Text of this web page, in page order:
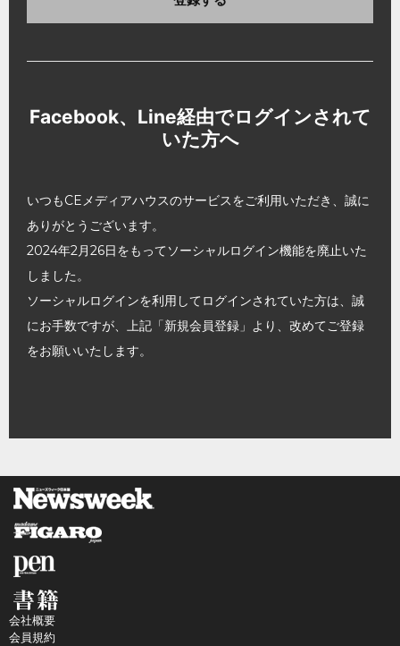
Facebook、Line経由でログインされて
いた方へ
いつもCEメディアハウスのサービスをご利用いただき、誠に
ありがとうございます。
2024年2月26日をもってソーシャルログイン機能を廃止いた
しました。
ソーシャルログインを利用してログインされていた方は、誠
にお手数ですが、上記「新規会員登録」より、改めてご登録
をお願いいたします。
会社概要
会員規約